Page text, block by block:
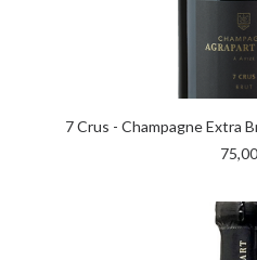
AGGIUNGI AL
7 Crus - Champagne Extra
75,00